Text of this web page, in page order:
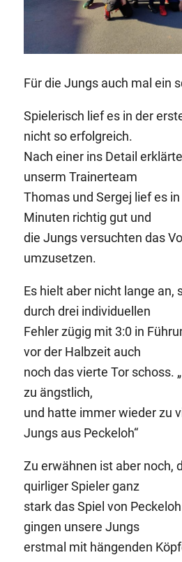
Für die Jungs auch mal ein
Spielerisch lief es in der
nicht so erfolgreich.
Nach einer ins Detail
unserm Trainerteam
Thomas und Sergej lief es
Minuten richtig gut und
die Jungs versuchten das
umzusetzen.
Es hielt aber nicht lange an,
durch drei individuellen
Fehler zügig mit 3:0 in
vor der Halbzeit auch
noch das vierte Tor schoss.
zu ängstlich,
und hatte immer wieder zu
Jungs aus Peckeloh“
Zu erwähnen ist aber noch,
quirliger Spieler ganz
stark das Spiel von
gingen unsere Jungs
erstmal mit hängenden